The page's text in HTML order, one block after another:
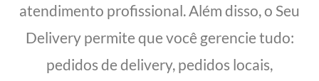
atendimento profissional. Além disso, o Seu
Delivery permite que você gerencie tudo:
pedidos de delivery, pedidos locais,